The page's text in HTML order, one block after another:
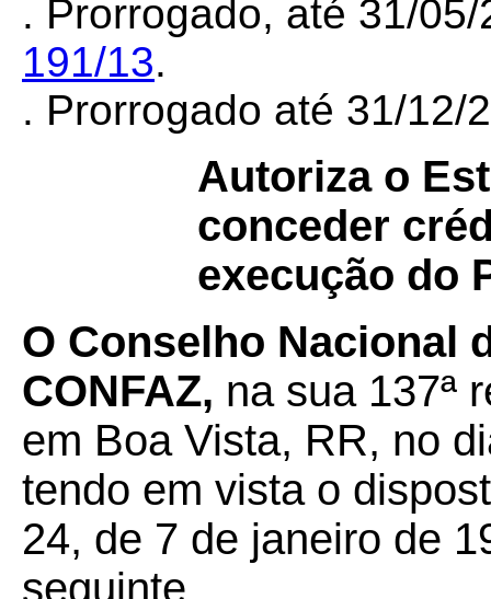
. Prorrogado, até 31/
191/13.
. Prorrogado até 31/
Autoriza o
conceder
execução do
O Conselho Nacional
CONFAZ, na sua 137ª
em Boa Vista, RR, no
tendo em vista o
24, de 7 de janeiro de
seguinte